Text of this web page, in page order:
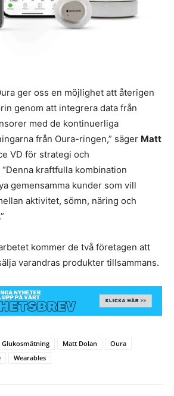
ger oss en möjlighet att återigen
genom att integrera data från
med de kontinuerliga
från Oura-ringen,” säger Matt
VD för strategi och
kraftfulla kombination
gemensamma kunder som vill
aktivitet, sömn, näring och
kommer de två företagen att
varandras produkter tillsammans.
Glukosmätning Matt Dolan
Oura
Wearables